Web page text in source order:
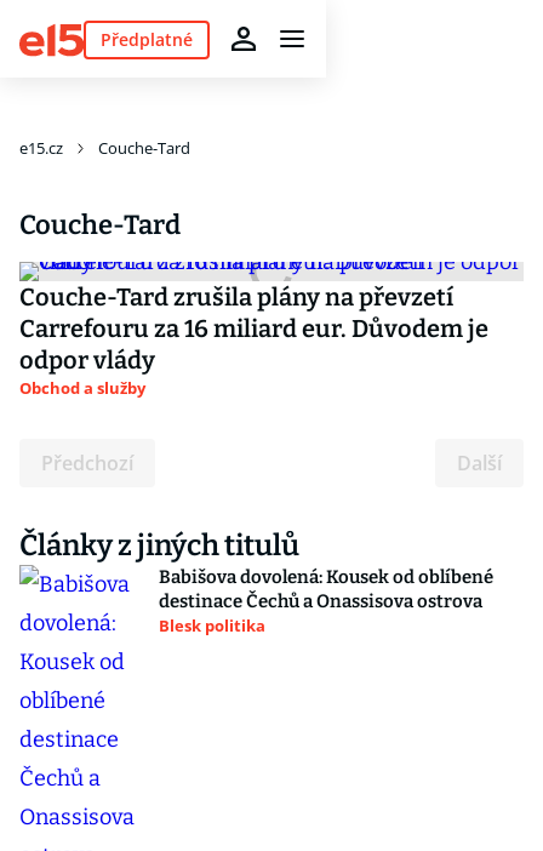
Předplatné
e15.cz Couche-Tard
Couche-Tard
Couche-Tard zrušila plány na převzetí
Carrefouru za 16 miliard eur. Důvodem je
odpor vlády
Obchod a služby
Předchozí Další
Články z jiných titulů
Babišova dovolená: Kousek od oblíbené
destinace Čechů a Onassisova ostrova
Blesk politika